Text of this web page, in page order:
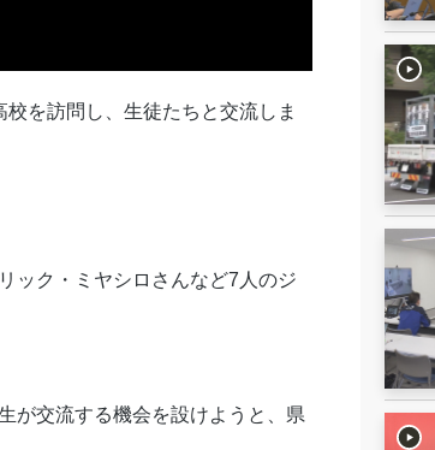
を訪問し、生徒たちと交流しま
ック・ミヤシロさんなど7人のジ
が交流する機会を設けようと、県